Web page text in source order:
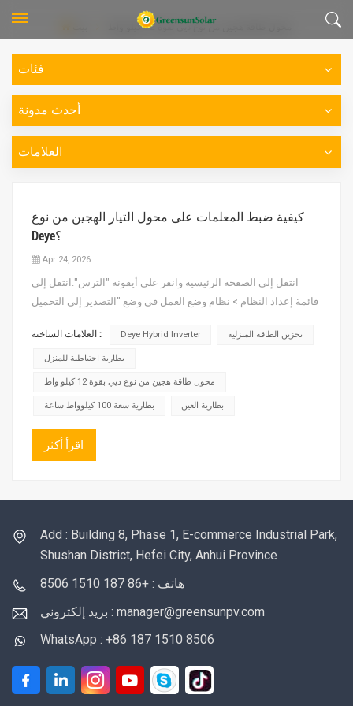
محول طاقة هجين من نوع ديي بقوة 12 كيلو واط
فئات
أحدث مدونة
العلامات
كيفية ضبط المعلمات على محول التيار الهجين من نوع
Deye؟
Apr 24, 2026
انتقل إلى الصفحة الرئيسية وانقر على أيقونة "الترس".انتقل إلى
قائمة إعداد النظام > نظام وضع العمل في وضع "التصدير إلى التحميل
لشحن بطارية ثم تُستخدم لتشغيل الحمل.عندما يكون خيار "بيع الطاقة
العلامات الساخنة : Deye Hybrid Inverter تخزين الطاقة المنزلية
بطارية احتياطية للمنزل
محول طاقة هجين من نوع ديي بقوة 12 كيلو واط
بطارية سعة 100 كيلوواط ساعة بطارية العين
اقرأ أكثر
Add : Building 8, Phase 1, E-commerce Industrial Park,
Shushan District, Hefei City, Anhui Province
هاتف : +86 187 1510 8506
بريد إلكتروني : manager@greensunpv.com
WhatsApp : +86 187 1510 8506